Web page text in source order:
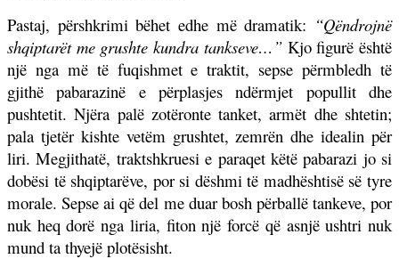
Pastaj, përshkrimi bëhet edhe më dramatik: “Qëndrojnë
shqiptarët me grushte kundra tankseve…”Kjo figurë është
një nga më të fuqishmet e traktit, sepse përmbledh të
gjithë pabarazinë e përplasjes ndërmjet popullit dhe
pushtetit. Njëra palë zotëronte tanket, armët dhe shtetin;
pala tjetër kishte vetëm grushtet, zemrën dhe idealin për
liri. Megjithatë, traktshkruesi e paraqet këtë pabarazi jo si
dobësi të shqiptarëve, por si dëshmi të madhështisë së tyre
morale. Sepse ai që del me duar bosh përballë tankeve, por
nuk heq dorë nga liria, fiton një forcë që asnjë ushtri nuk
mund ta thyejë plotësisht.